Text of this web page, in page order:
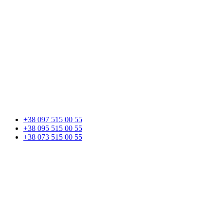
+38 097 515 00 55
+38 095 515 00 55
+38 073 515 00 55